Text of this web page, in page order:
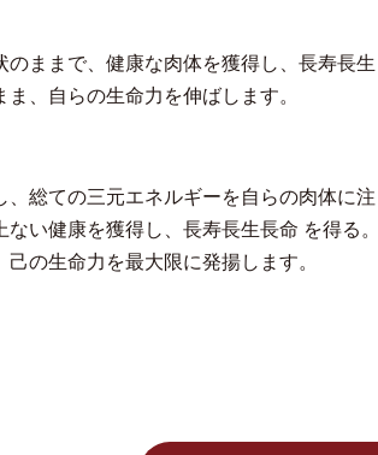
ままで、健康な肉体を獲得し、長寿長生
、自らの生命力を伸ばします。
総ての三元エネルギーを自らの肉体に注
い健康を獲得し、長寿長生長命 を得る。
の生命力を最大限に発揚します。